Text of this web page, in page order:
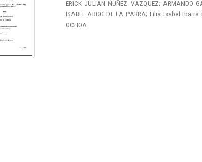
ERICK JULIAN NUÑEZ VAZQUEZ; ARMANDO
ISABEL ABDO DE LA PARRA; Lilia Isabel Ibarra
OCHOA